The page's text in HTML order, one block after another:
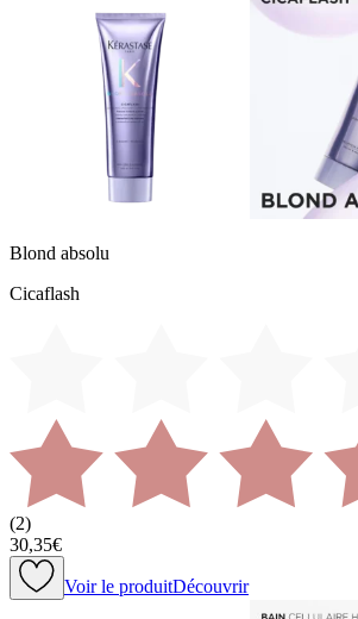
Blond absolu
Cicaflash
(2)
30,35€
Voir le produitDécouvrir